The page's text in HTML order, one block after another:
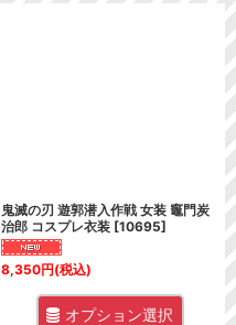
鬼滅の刃 遊郭潜入作戦 女装 竈門炭
治郎 コスプレ衣装 [10695]
8,350円(税込)
オプション選択